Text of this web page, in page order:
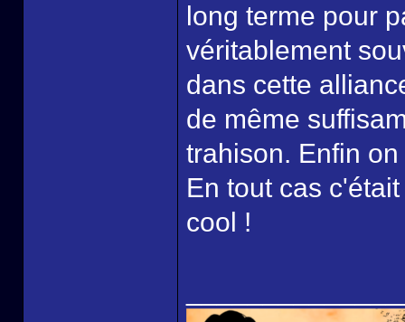
long terme pour
véritablement
dans cette
de même
trahison. Enfin
En tout cas
cool !